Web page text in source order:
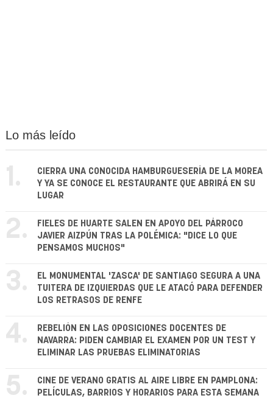
Lo más leído
1.
CIERRA UNA CONOCIDA HAMBURGUESERÍA DE LA MOREA
Y YA SE CONOCE EL RESTAURANTE QUE ABRIRÁ EN SU
LUGAR
2.
FIELES DE HUARTE SALEN EN APOYO DEL PÁRROCO
JAVIER AIZPÚN TRAS LA POLÉMICA: "DICE LO QUE
PENSAMOS MUCHOS"
3.
EL MONUMENTAL 'ZASCA' DE SANTIAGO SEGURA A UNA
TUITERA DE IZQUIERDAS QUE LE ATACÓ PARA DEFENDER
LOS RETRASOS DE RENFE
4.
REBELIÓN EN LAS OPOSICIONES DOCENTES DE
NAVARRA: PIDEN CAMBIAR EL EXAMEN POR UN TEST Y
ELIMINAR LAS PRUEBAS ELIMINATORIAS
5.
CINE DE VERANO GRATIS AL AIRE LIBRE EN PAMPLONA:
PELÍCULAS, BARRIOS Y HORARIOS PARA ESTA SEMANA